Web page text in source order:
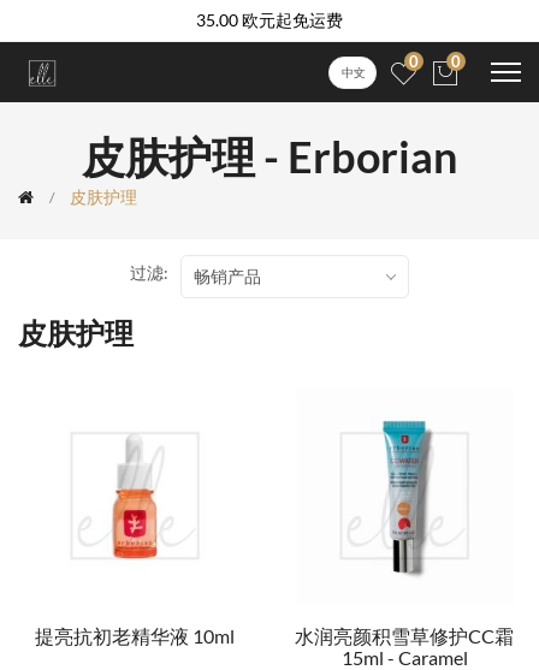
35.00 欧元起免运费
中文
0 0
皮肤护理 - Erborian
皮肤护理
皮肤护理
过滤: 畅销产品
提亮抗初老精华液 10ml
水润亮颜积雪草修护CC霜
15ml - Caramel